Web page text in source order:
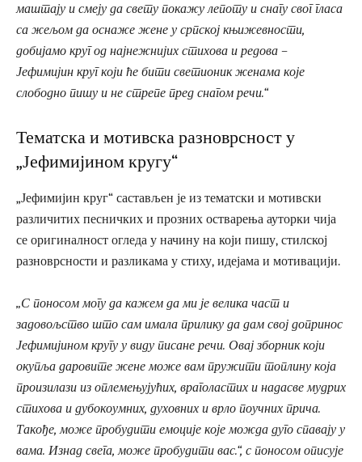
маштају и смеју да свету покажу лепоту и снагу свог гласа
са жељом да оснаже жене у српској књижевности,
добијамо круг од најнежнијих стихова и редова –
Јефимијин круг који ће бити светионик женама које
слободно пишу и не стрепе пред снагом речи.“
Тематска и мотивска разноврсност у
„Јефимијином кругу“
„Јефимијин круг“ састављен је из тематски и мотивски
различитих песничких и прозних остварења ауторки чија
се оригиналност огледа у начину на који пишу, стилској
разноврсности и разликама у стиху, идејама и мотивацији.
„С поносом могу да кажем да ми је велика част и
задовољство што сам имала прилику да дам свој допринос
Јефимијином кругу у виду писане речи. Овај зборник који
окупља даровите жене може вам пружити топлину која
произилази из оплемењујућих, враголастих и надасве мудрих
стихова и дубокоумних, духовних и врло поучних прича.
Такође, може пробудити емоције које можда дуго спавају у
вама. Изнад свега, може пробудити вас.“, с поносом описује